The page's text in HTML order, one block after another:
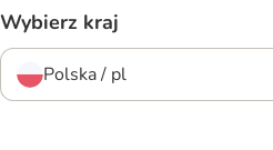
Wybierz kraj
Polska / pl